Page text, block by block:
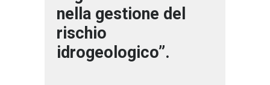
nella gestione del
rischio
idrogeologico”.